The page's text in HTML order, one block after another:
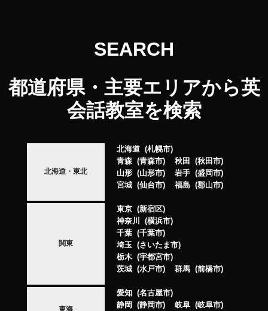
SEARCH
都道府県・主要エリアから英
会話教室を検索
北海道・東北
北海道
札幌市
青森
青森市 秋田
秋田市
山形
山形市 岩手
盛岡市
宮城
仙台市 福島 郡山市
関東
東京
新宿区
神奈川
横浜市
千葉
千葉市
埼玉
さいたま市
栃木
宇都宮市
茨城
水戸市 群馬 前橋市
東海
愛知
名古屋市
静岡
静岡市 岐阜
岐阜市